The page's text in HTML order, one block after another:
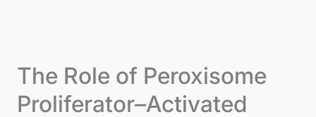
The Role of Peroxisome
Proliferator–Activated